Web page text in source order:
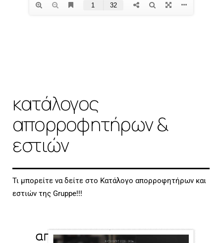
κατάλογος
απορροφητήρων &
εστιών
Τι μπορείτε να δείτε στο Κατάλογο απορροφητήρων και
εστιών της Gruppe!!!
απορροφητήρες -